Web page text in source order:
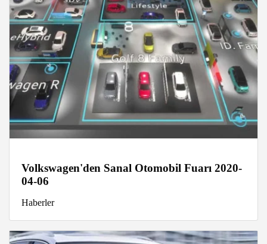
Volkswagen'den Sanal Otomobil Fuarı 2020-
04-06
Haberler